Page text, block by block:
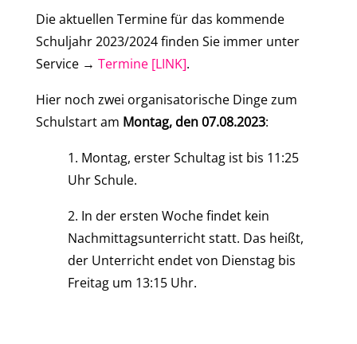
Die aktuellen Termine für das kommende
Schuljahr 2023/2024 finden Sie immer unter
Service → Termine [LINK].
Hier noch zwei organisatorische Dinge zum
Schulstart am Montag, den 07.08.2023:
1. Montag, erster Schultag ist bis 11:25
Uhr Schule.
2. In der ersten Woche findet kein
Nachmittagsunterricht statt. Das heißt,
der Unterricht endet von Dienstag bis
Freitag um 13:15 Uhr.